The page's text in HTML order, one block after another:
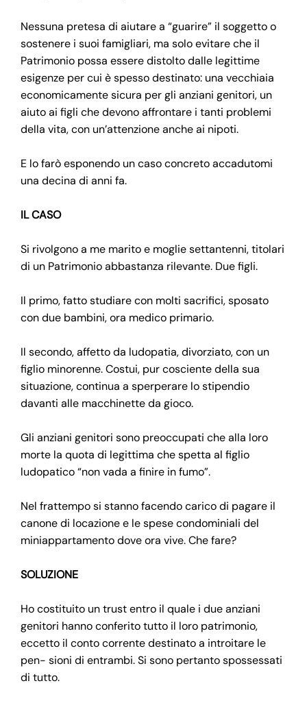
Nessuna pretesa di aiutare a “guarire” il soggetto o
sostenere i suoi famigliari, ma solo evitare che il
Patrimonio possa essere distolto dalle legittime
esigenze per cui è spesso destinato: una vecchiaia
economicamente sicura per gli anziani genitori, un
aiuto ai figli che devono affrontare i tanti problemi
della vita, con un’attenzione anche ai nipoti.
E lo farò esponendo un caso concreto accadutomi
una decina di anni fa.
IL CASO
Si rivolgono a me marito e moglie settantenni, titolari
di un Patrimonio abbastanza rilevante. Due figli.
Il primo, fatto studiare con molti sacrifici, sposato
con due bambini, ora medico primario.
Il secondo, affetto da ludopatia, divorziato, con un
figlio minorenne. Costui, pur cosciente della sua
situazione, continua a sperperare lo stipendio
davanti alle macchinette da gioco.
Gli anziani genitori sono preoccupati che alla loro
morte la quota di legittima che spetta al figlio
ludopatico “non vada a finire in fumo”.
Nel frattempo si stanno facendo carico di pagare il
canone di locazione e le spese condominiali del
miniappartamento dove ora vive. Che fare?
SOLUZIONE
Ho costituito un trust entro il quale i due anziani
genitori hanno conferito tutto il loro patrimonio,
eccetto il conto corrente destinato a introitare le
pen- sioni di entrambi. Si sono pertanto spossessati
di tutto.